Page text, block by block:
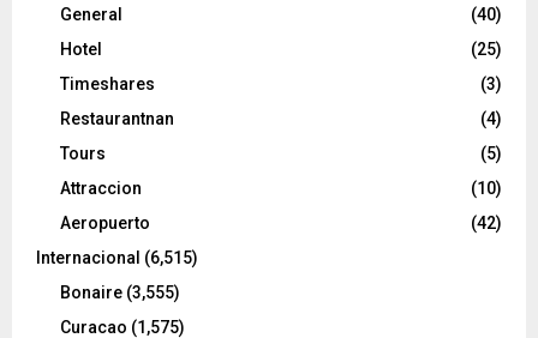
General
(40)
Hotel
(25)
Timeshares
(3)
Restaurantnan
(4)
Tours
(5)
Attraccion
(10)
Aeropuerto
(42)
Internacional (6,515)
Bonaire (3,555)
Curacao (1,575)